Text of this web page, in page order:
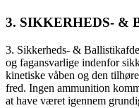
3. SIKKERHEDS- &
3. Sikkerheds- &
og fagansvarlige indenfor
kinetiske våben og den
fred. Ingen ammunition
at have været igennem